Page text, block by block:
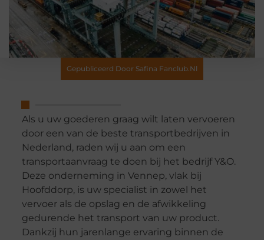
Gepubliceerd Door Safina Fanclub.nl
Als u uw goederen graag wilt laten vervoeren
door een van de beste transportbedrijven in
Nederland, raden wij u aan om een
transportaanvraag te doen bij het bedrijf Y&O.
Deze onderneming in Vennep, vlak bij
Hoofddorp, is uw specialist in zowel het
vervoer als de opslag en de afwikkeling
gedurende het transport van uw product.
Dankzij hun jarenlange ervaring binnen de